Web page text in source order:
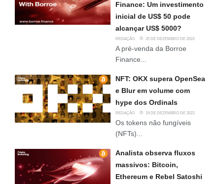
Finance: Um investimento
inicial de US$ 50 pode
alcançar US$ 5000?
REDAÇÃO 25 DE DEZEMBRO DE 2023
A pré-venda da Borroe
Finance...
NFT: OKX supera OpenSea
e Blur em volume com
hype dos Ordinals
REDAÇÃO 19 DE DEZEMBRO DE 2023
Os tokens não fungíveis
(NFTs)...
Analista observa fluxos
massivos: Bitcoin,
Ethereum e Rebel Satoshi